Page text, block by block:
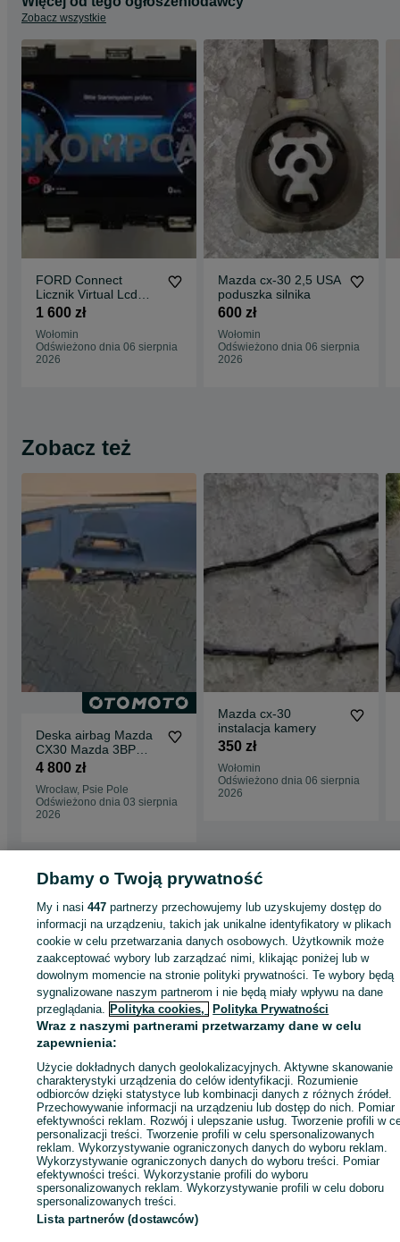
Zobacz wszystkie
FORD Connect
Licznik Virtual Lcd
Nowy
1 600 zł
Wołomin
Odświeżono dnia 06 sierpnia
2026
Mazda cx-30 2,5 USA
poduszka silnika
600 zł
Wołomin
Odświeżono dnia 06 sierpnia
2026
Zobacz też
Deska airbag Mazda
CX30 Mazda 3BP
szyba2019- części
2022
4 800 zł
Wrocław, Psie Pole
Odświeżono dnia 03 sierpnia
2026
Mazda cx-30
instalacja kamery
350 zł
Wołomin
Odświeżono dnia 06 sierpnia
2026
Strona główna Motoryzacja Części samochodowe
Osobowe - Wołomin
KATEGORIA
935843021 Wyświetlenia:
Zadzwoń / SMS Wyślij wiadomość
Dbamy o Twoją prywatność
My i nasi447 partnerzy przechowujemy lub uzyskujemy dostęp do
informacji na urządzeniu, takich jak unikalne identyfikatory w plikach
cookie w celu przetwarzania danych osobowych. Użytkownik może
zaakceptować wybory lub zarządzać nimi, klikając poniżej lub w
dowolnym momencie na stronie polityki prywatności. Te wybory będą
sygnalizowane naszym partnerom i nie będą miały wpływu na dane
przeglądania. Polityka cookies, Polityka Prywatności
Wraz z naszymi partnerami przetwarzamy dane w celu
zapewnienia:
Użycie dokładnych danych geolokalizacyjnych. Aktywne skanowanie
charakterystyki urządzenia do celów identyfikacji. Rozumienie
odbiorców dzięki statystyce lub kombinacji danych z różnych źródeł.
Przechowywanie informacji na urządzeniu lub dostęp do nich. Pomiar
efektywności reklam. Rozwój i ulepszanie usług. Tworzenie profili w
personalizacji treści. Tworzenie profili w celu spersonalizowanych
reklam. Wykorzystywanie ograniczonych danych do wyboru reklam.
Wykorzystywanie ograniczonych danych do wyboru treści. Pomiar
efektywności treści. Wykorzystanie profili do wyboru
spersonalizowanych reklam. Wykorzystywanie profili w celu doboru
spersonalizowanych treści.
Lista partnerów (dostawców)